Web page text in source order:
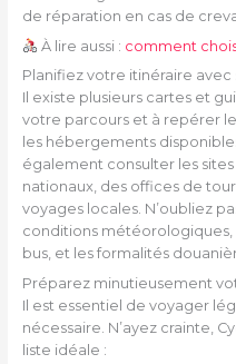
de réparation en cas de
À lire aussi : comment
Planifiez votre itinéraire avec
Il existe plusieurs cartes et
votre parcours et à repérer
les hébergements
également consulter les
nationaux, des offices de
voyages locales. N’oubliez
conditions météorologiques,
bus, et les formalités
Préparez minutieusement
Il est essentiel de voyager
nécessaire. N’ayez crainte,
liste idéale :